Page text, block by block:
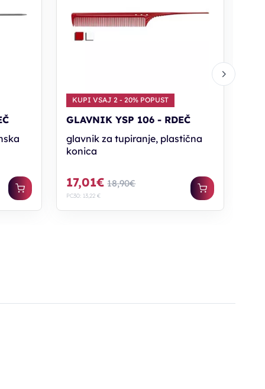
KUPI VSAJ 2 - 20% POPUST
GLAVNIK YSP 106 - RDEČ
glavnik za tupiranje, plastična
konica
17,01€ 18,90€
PC30: 13,22 €